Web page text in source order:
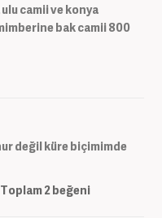
camii ve konya
bak camii 800
değil küre biçimimde
Toplam2beğeni